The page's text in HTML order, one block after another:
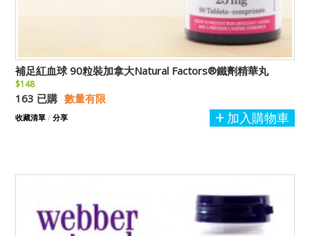
補足紅血球 90粒裝加拿大Natural Factors®鐵劑精華丸
$148
163 已購 數量有限
加入購物車
收藏清單 / 分享